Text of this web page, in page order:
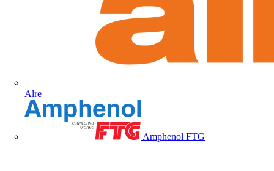
Alre
Amphenol FTG